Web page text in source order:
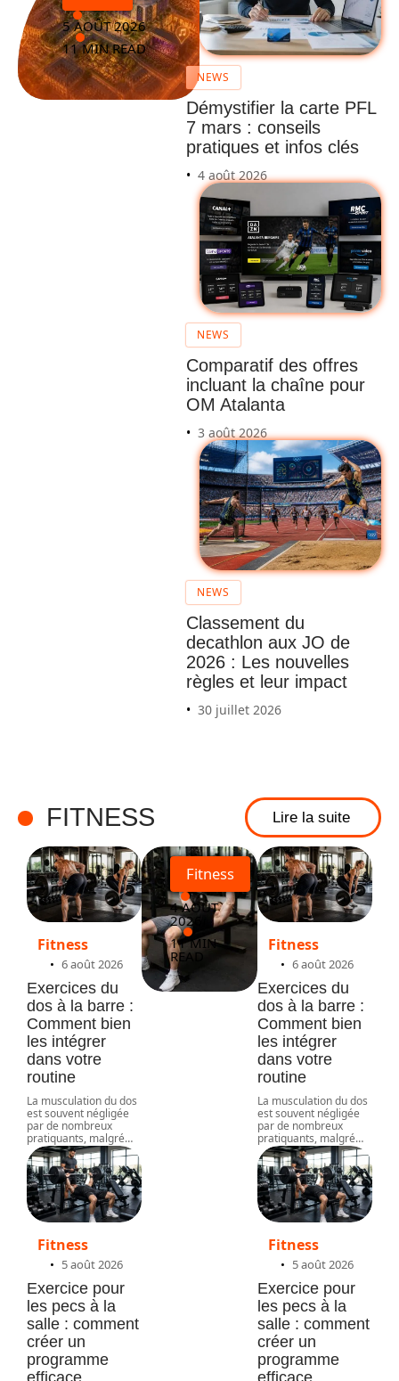
5 AOÛT 2026
11 MIN READ
NEWS
Démystifier la carte PFL
7 mars : conseils
pratiques et infos clés
4 août 2026
NEWS
Comparatif des offres
incluant la chaîne pour
OM Atalanta
3 août 2026
NEWS
Classement du
decathlon aux JO de
2026 : Les nouvelles
règles et leur impact
30 juillet 2026
FITNESS Lire la suite
Fitness
6 août 2026
Exercices du
dos à la barre :
Comment bien
les intégrer
dans votre
routine
La musculation du dos
est souvent négligée
par de nombreux
pratiquants, malgré…
Fitness
5 août 2026
Exercice pour
les pecs à la
salle : comment
créer un
programme
efficace
Dévelo
ppé
couché
haltère
: guide
Fitness
4 AOÛT
2026
11 MIN
READ
Fitness
6 août 2026
Exercices du
dos à la barre :
Comment bien
les intégrer
dans votre
routine
La musculation du dos
est souvent négligée
par de nombreux
pratiquants, malgré…
Fitness
5 août 2026
Exercice pour
les pecs à la
salle : comment
créer un
programme
efficace